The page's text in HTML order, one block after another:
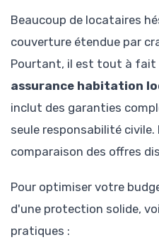
Beaucoup de locataires
couverture étendue par
Pourtant, il est tout à fait
assurance habitation
inclut des garanties
seule responsabilité civile.
comparaison des offres
Pour optimiser votre
d'une protection solide,
pratiques :